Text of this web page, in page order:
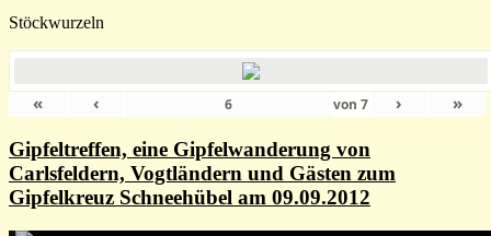
Stöckwurzeln
« ‹ von7 › »
Gipfeltreffen, eine Gipfelwanderung von
Carlsfeldern, Vogtländern und Gästen zum
Gipfelkreuz Schneehübel am 09.09.2012